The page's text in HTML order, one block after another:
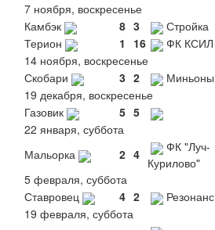
7 ноября, воскресенье
Камбэк
8 3 Стройка
Терион
1 16 ФК КСИЛ
14 ноября, воскресенье
Скобари
3 2 Миньоны
19 декабря, воскресенье
Газовик
5 5
22 января, суббота
Мальорка
2 4
ФК "Луч-
Курилово"
5 февраля, суббота
Ставровец
4 2 Резонанс
19 февраля, суббота